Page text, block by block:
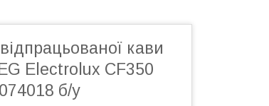
кави
Electrolux CF350
б/у